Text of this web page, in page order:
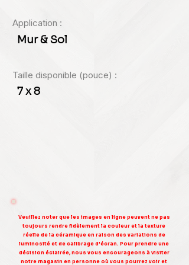
Application :
Mur & Sol
Taille disponible (pouce) :
7 x 8
Veuillez noter que les images en ligne peuvent ne pas
toujours rendre fidèlement la couleur et la texture
réelle de la céramique en raison des variations de
luminosité et de calibrage d'écran. Pour prendre une
décision éclairée, nous vous encourageons à visiter
notre magasin en personne où vous pourrez voir et